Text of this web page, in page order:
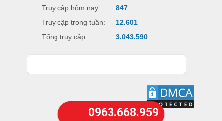
Truy cập hôm nay:
847
Truy cập trong tuần:
12.601
Tổng truy cập:
3.043.590
0963.668.959